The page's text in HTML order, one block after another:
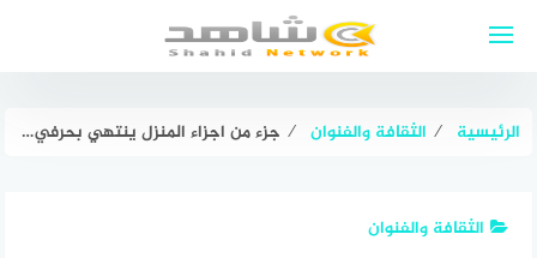
الرئيسية ⁄ الثقافة والفنوان ⁄ جزء من اجزاء المنزل ينتهي بحرفي الالف والباء
الثقافة والفنوان